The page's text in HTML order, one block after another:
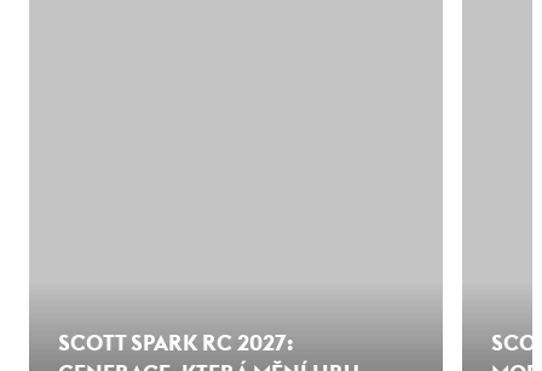
SCOTT SPARK RC 2027: